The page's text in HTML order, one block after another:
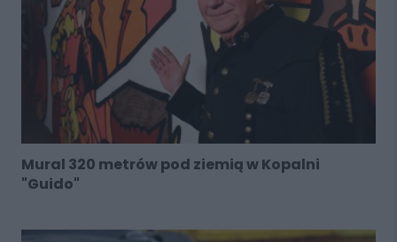
Mural 320 metrów pod ziemią w Kopalni
"Guido"